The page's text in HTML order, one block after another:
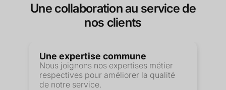
Une collaboration au service de
nos clients
Une expertise commune
Nous joignons nos expertises métier
respectives pour améliorer la qualité
de notre service.